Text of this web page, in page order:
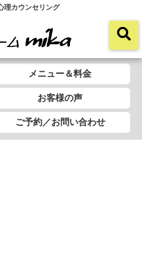
カウンセリング
メニュー＆料金
お客様の声
ご予約／お問い合わせ